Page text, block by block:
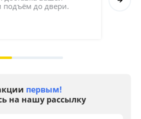
подъём до двери.
первым!
на нашу рассылку